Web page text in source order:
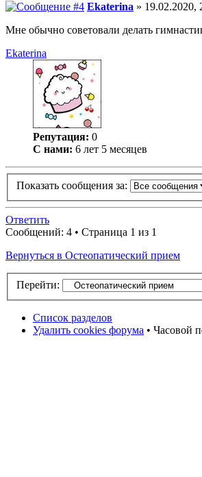
Ekaterina » 19.02.2020,
Мне обычно советовали делать
Ekaterina
Репутация: 0
С нами: 6 лет 5 месяцев
Показать сообщения за:
Ответить
Сообщений: 4 • Страница 1 из 1
Вернуться в Остеопатический прием
Перейти:
Список разделов
Удалить cookies форума • Часовой